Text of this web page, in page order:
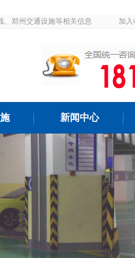
、郑州交通设施等相关信息
加入
新闻中心